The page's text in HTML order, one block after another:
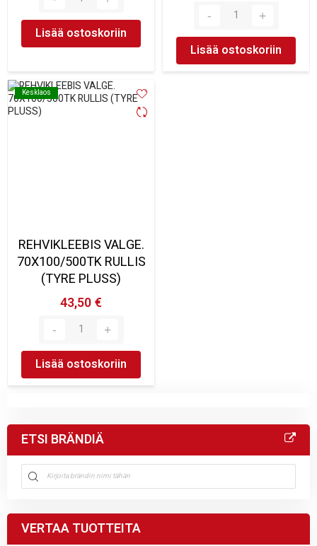
Lisää ostoskoriin
Lisää ostoskoriin
Kesklaos
Kesklaos
REHVIKLEEBIS VALGE.
70X100/500TK RULLIS
(TYRE PLUSS)
43,50 €
Lisää ostoskoriin
ETSI BRÄNDIÄ
VERTAA TUOTTEITA